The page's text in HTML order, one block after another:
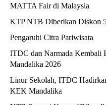
MATTA Fair di Malaysia
KTP NTB Diberikan Diskon
Pengaruhi Citra Pariwisata
ITDC dan Narmada Kembali
Mandalika 2026
Linur Sekolah, ITDC
KEK Mandalika